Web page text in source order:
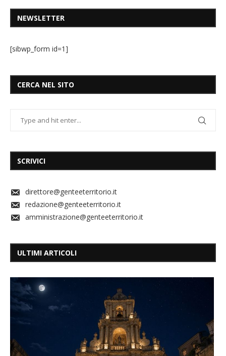
NEWSLETTER
[sibwp_form id=1]
CERCA NEL SITO
SCRIVICI
direttore@genteeterritorio.it
redazione@genteeterritorio.it
amministrazione@genteeterritorio.it
ULTIMI ARTICOLI